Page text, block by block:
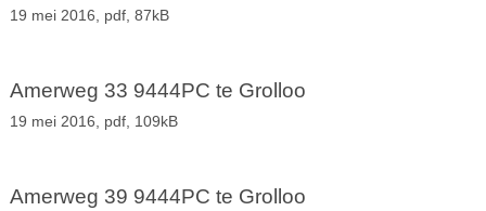
19 mei 2016, pdf, 87kB
Amerweg 33 9444PC te Grolloo
19 mei 2016, pdf, 109kB
Amerweg 39 9444PC te Grolloo